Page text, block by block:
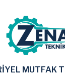
MUTFAK